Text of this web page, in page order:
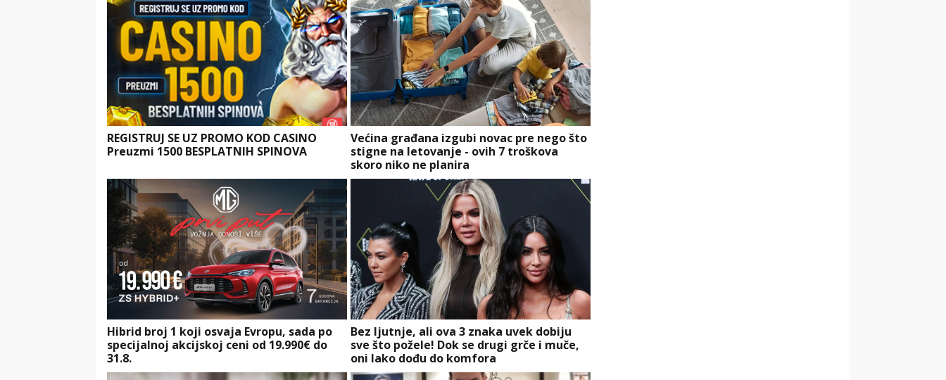
REGISTRUJ SE UZ PROMO KOD CASINO
Preuzmi 1500 BESPLATNIH SPINOVA
Većina građana izgubi novac pre nego što
stigne na letovanje - ovih 7 troškova
skoro niko ne planira
Hibrid broj 1 koji osvaja Evropu, sada po
specijalnoj akcijskoj ceni od 19.990€ do
31.8.
Bez ljutnje, ali ova 3 znaka uvek dobiju
sve što požele! Dok se drugi grče i muče,
oni lako dođu do komfora